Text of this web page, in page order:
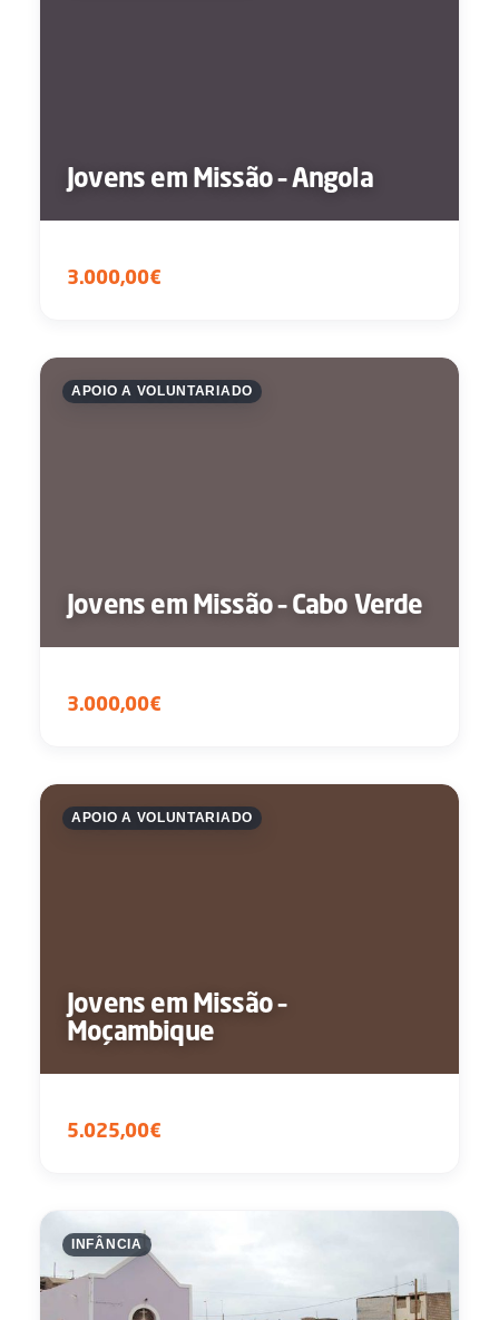
Jovens em Missão – Angola
3.000,00€
APOIO A VOLUNTARIADO
Jovens em Missão – Cabo Verde
3.000,00€
APOIO A VOLUNTARIADO
Jovens em Missão –
Moçambique
5.025,00€
INFÂNCIA